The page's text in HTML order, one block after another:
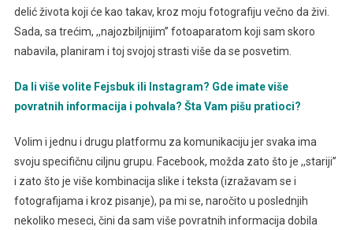
delić života koji će kao takav, kroz moju fotografiju večno da živi.
Sada, sa trećim, ,,najozbiljnijim’’ fotoaparatom koji sam skoro
nabavila, planiram i toj svojoj strasti više da se posvetim.
Da li više volite Fejsbuk ili Instagram? Gde imate više
povratnih informacija i pohvala? Šta Vam pišu pratioci?
Volim i jednu i drugu platformu za komunikaciju jer svaka ima
svoju specifičnu ciljnu grupu. Facebook, možda zato što je ,,stariji’’
i zato što je više kombinacija slike i teksta (izražavam se i
fotografijama i kroz pisanje), pa mi se, naročito u poslednjih
nekoliko meseci, čini da sam više povratnih informacija dobila